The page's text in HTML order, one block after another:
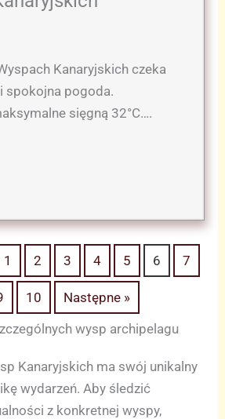
Kanaryjskich czeka
spokojna pogoda.
sięgną 32°C….
1 2 3 4 5 6 7
10
Następne »
wysp archipelagu
Kanaryjskich ma swój unikalny
wydarzeń. Aby śledzić
z konkretnej wyspy,